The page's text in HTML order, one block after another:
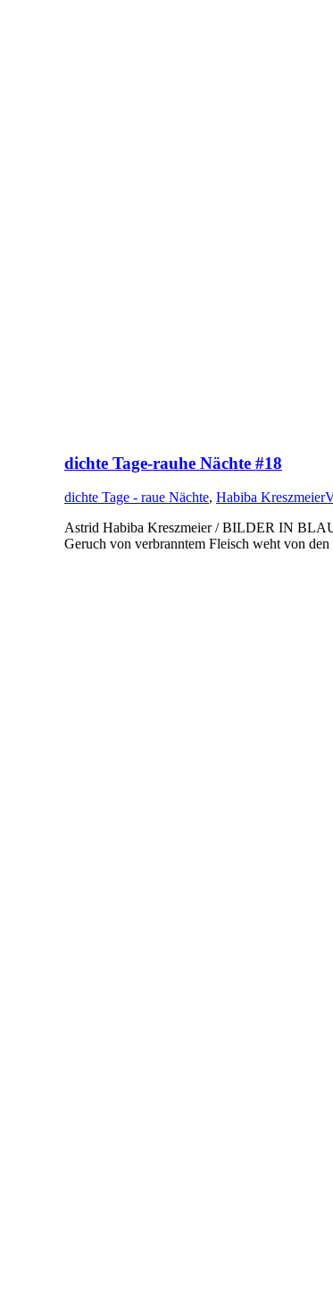
dichte Tage-rauhe Nächte #18
dichte Tage - raue Nächte, Habiba Kreszmeier
Astrid Habiba Kreszmeier / BILDER IN
Geruch von verbranntem Fleisch weht von